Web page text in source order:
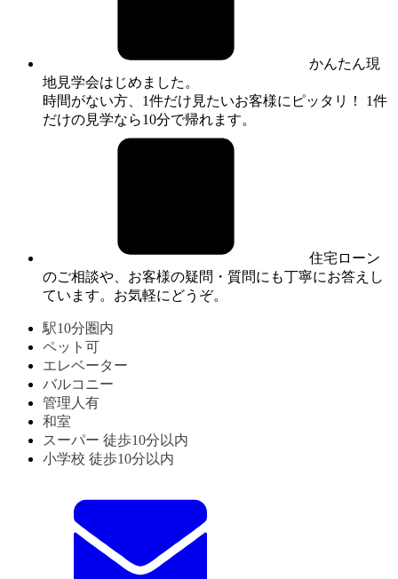
かんたん現
地見学会はじめました。
時間がない方、1件だけ見たいお客様にピッタリ！ 1件
だけの見学なら10分で帰れます。
住宅ローン
のご相談や、お客様の疑問・質問にも丁寧にお答えし
ています。お気軽にどうぞ。
駅10分圏内
ペット可
エレベーター
バルコニー
管理人有
和室
スーパー 徒歩10分以内
小学校 徒歩10分以内